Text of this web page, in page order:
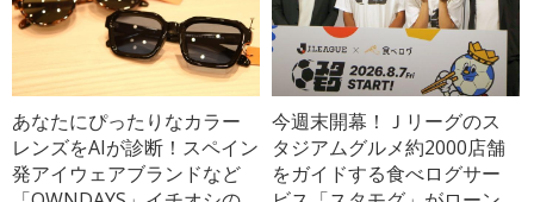
あなたにぴったりなカラー
レンズをAIが診断！スペイン
発アイウェアブランドなど
今週末開幕！Ｊリーグのス
タジアムグルメ約2000店舗
をガイドする食べログサー